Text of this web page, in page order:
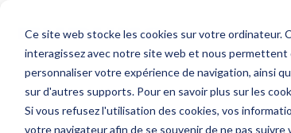
Ce site web stocke les cookies sur votre ordinateur.
interagissez avec notre site web et nous permettent
personnaliser votre expérience de navigation, ainsi
sur d'autres supports. Pour en savoir plus sur les
Si vous refusez l'utilisation des cookies, vos
votre navigateur afin de se souvenir de ne pas suivre
main
content.Sondeurs et Sonars
Sondeurs
Service sur mesure
Contrat de maintenance SBM
Sur nous
Société
SUPPORT
Nous contacter